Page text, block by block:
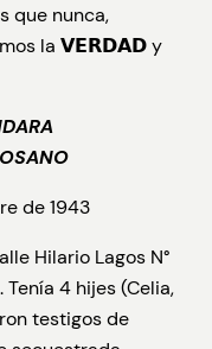
que nunca,
la 𝗩𝗘𝗥𝗗𝗔𝗗 y
de 1943
Hilario Lagos N°
. Tenía 4 hijes (Celia,
testigos de